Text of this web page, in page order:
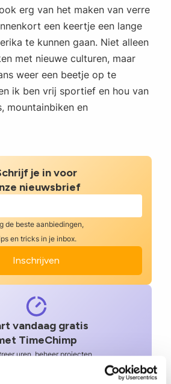
erg van het maken van verre
een keertje een lange
te kunnen gaan. Niet alleen
met nieuwe culturen, maar
weer een beetje op te
ik ben vrij sportief en hou van
mountainbiken en
je in voor
nieuwsbrief
de beste aanbiedingen,
en tricks in je inbox.
vandaag gratis
TimeChimp
uren, beheer projecten